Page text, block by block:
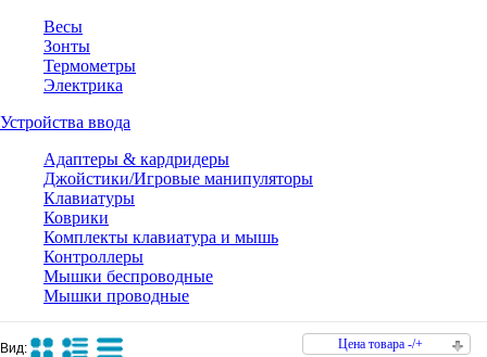
Весы
Зонты
Термометры
Электрика
Устройства ввода
Адаптеры & кардридеры
Джойстики/Игровые манипуляторы
Клавиатуры
Коврики
Комплекты клавиатура и мышь
Контроллеры
Мышки беспроводные
Мышки проводные
Вид: Цена товара -/+